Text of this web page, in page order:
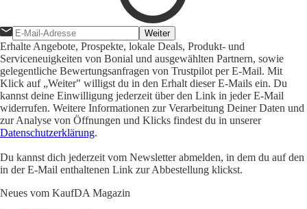
Weiter
Erhalte Angebote, Prospekte, lokale Deals, Produkt- und
Serviceneuigkeiten von Bonial und ausgewählten Partnern, sowie
gelegentliche Bewertungsanfragen von Trustpilot per E-Mail. Mit
Klick auf „Weiter" willigst du in den Erhalt dieser E-Mails ein. Du
kannst deine Einwilligung jederzeit über den Link in jeder E-Mail
widerrufen. Weitere Informationen zur Verarbeitung Deiner Daten und
zur Analyse von Öffnungen und Klicks findest du in unserer
Datenschutzerklärung.
Du kannst dich jederzeit vom Newsletter abmelden, in dem du auf den
in der E-Mail enthaltenen Link zur Abbestellung klickst.
Neues vom KaufDA Magazin